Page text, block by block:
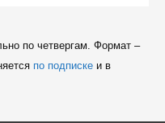
по четвергам. Формат –
по подпискеи в